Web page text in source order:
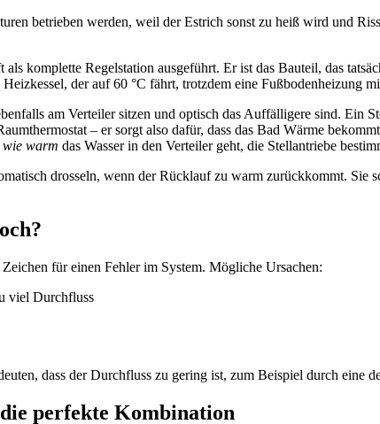
betrieben werden, weil der Estrich sonst zu heiß wird und
als komplette Regelstation ausgeführt. Er ist das Bauteil, das
der auf 60 °C fährt, trotzdem eine Fußbodenheizung
am Verteiler sitzen und optisch das Auffälligere sind. Ein
– er sorgt also dafür, dass das Bad Wärme
wie warm das Wasser in den Verteiler geht, die Stellantriebe
drosseln, wenn der Rücklauf zu warm zurückkommt. Sie
für einen Fehler im System. Mögliche Ursachen:
viel Durchfluss
dass der Durchfluss zu gering ist, zum Beispiel durch eine
perfekte Kombination